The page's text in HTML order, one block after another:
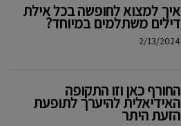
איך למצוא לחופשה בכל אילת
דילים משתלמים במיוחד?
2/13/2024
החורף כאן וזו התקופה
האידיאלית להיערך לתופעת
הזעת היתר